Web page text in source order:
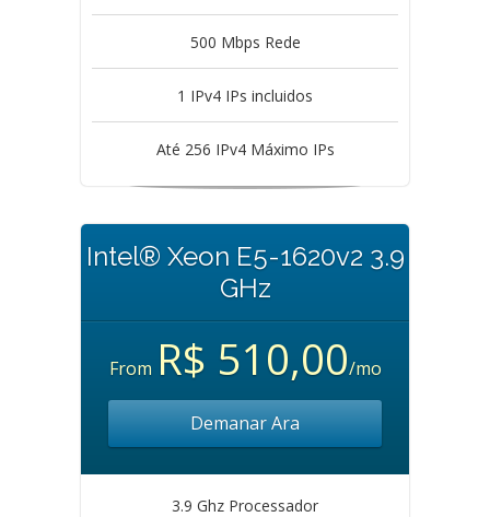
500 Mbps Rede
1 IPv4 IPs incluidos
Até 256 IPv4 Máximo IPs
Intel® Xeon E5-1620v2 3.9
GHz
From R$ 510,00/mo
Demanar Ara
3.9 Ghz Processador